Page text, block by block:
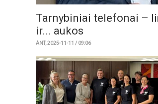
Tarnybiniai telefonai –
ir... aukos
ANT, 2025-11-11 / 09:06